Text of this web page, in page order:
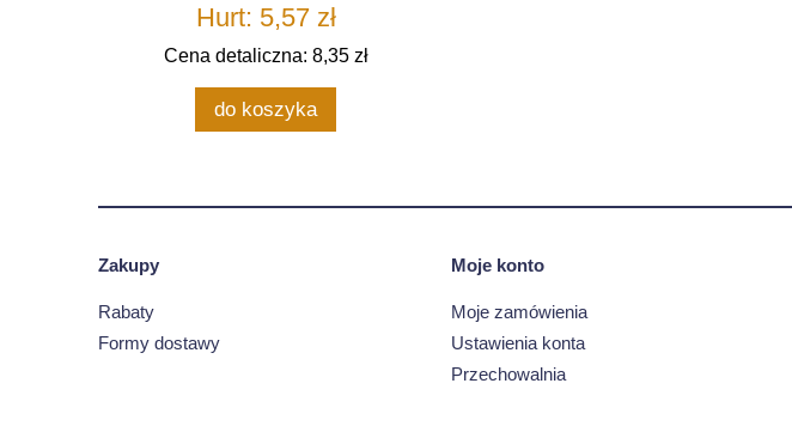
Hurt: 5,57 zł
Cena detaliczna: 8,35 zł
do koszyka
Zakupy
Rabaty
Formy dostawy
Moje konto
Moje zamówienia
Ustawienia konta
Przechowalnia